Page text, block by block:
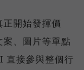
開始發揮價
、圖片等單點
直接參與整個行